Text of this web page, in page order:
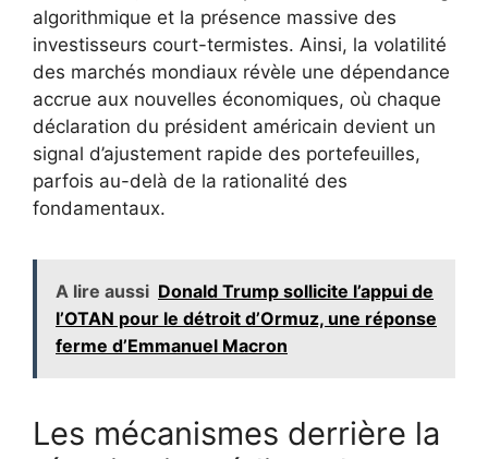
algorithmique et la présence massive des
investisseurs court-termistes. Ainsi, la volatilité
des marchés mondiaux révèle une dépendance
accrue aux nouvelles économiques, où chaque
déclaration du président américain devient un
signal d’ajustement rapide des portefeuilles,
parfois au-delà de la rationalité des
fondamentaux.
A lire aussi Donald Trump sollicite l’appui de
l’OTAN pour le détroit d’Ormuz, une réponse
ferme d’Emmanuel Macron
Les mécanismes derrière la